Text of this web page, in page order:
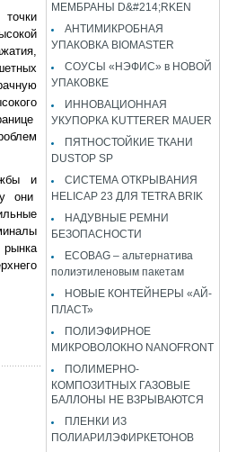
и
они
МЕМБРАНЫ D&#214;RKEN
АНТИМИКРОБНАЯ
УПАКОВКА BIOMASTER
СОУСЫ «НЭФИС» в НОВОЙ
УПАКОВКЕ
ИННОВАЦИОННАЯ
УКУПОРКА KUTTERER MAUER
ПЯТНОСТОЙКИЕ ТКАНИ
DUSTOP SP
СИСТЕМА ОТКРЫВАНИЯ
HELICAP 23 ДЛЯ TETRA BRIK
НАДУВНЫЕ РЕМНИ
БЕЗОПАСНОСТИ
ECOBAG – альтернатива
полиэтиленовым пакетам
НОВЫЕ КОНТЕЙНЕРЫ «АЙ-
ПЛАСТ»
ПОЛИЭФИРНОЕ
МИКРОВОЛОКНО NANOFRONT
ПОЛИМЕРНО-
КОМПОЗИТНЫХ ГАЗОВЫЕ
БАЛЛОНЫ НЕ ВЗРЫВАЮТСЯ
ПЛЕНКИ ИЗ
ПОЛИАРИЛЭФИРКЕТОНОВ